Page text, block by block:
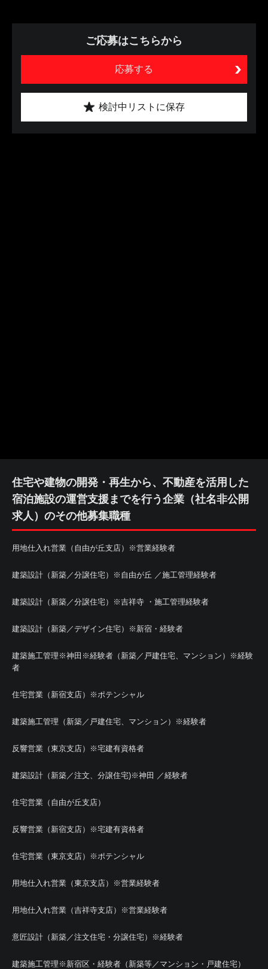
ご応募はこちらから
応募する
検討中リストに保存
住宅や建物の開発・再生から、不動産を活用した
宿泊施設の運営支援までを行う企業（社名非公開
求人）のその他募集職種
用地仕入れ営業（自由が丘支店）※営業経験者
建築設計（新築／分譲住宅）※自由が丘 ／施工管理経験者
建築設計（新築／分譲住宅）※吉祥寺 ・施工管理経験者
建築設計（新築／デザイン住宅）※新宿・経験者
建築施工管理※神田※経験者（新築／戸建住宅、マンション）※経験
者
住宅営業（新宿支店）※ポテンシャル
建築施工管理（新築／戸建住宅、マンション）※経験者
反響営業（東京支店）※宅建有資格者
建築設計（新築／注文、分譲住宅)※神田 ／経験者
住宅営業（自由が丘支店）
反響営業（新宿支店）※宅建有資格者
住宅営業（東京支店）※ポテンシャル
用地仕入れ営業（東京支店）※営業経験者
用地仕入れ営業（吉祥寺支店）※営業経験者
意匠設計（新築／注文住宅・分譲住宅）※経験者
建築施工管理※新宿区・経験者（新築等／マンション・戸建住宅）